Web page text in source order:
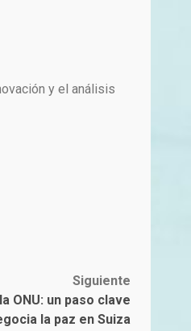
y el análisis
Siguiente
ONU: un paso clave
la paz en Suiza